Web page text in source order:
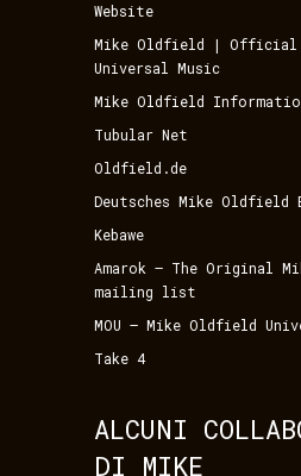
Website
Mike Oldfield |
Universal Music
Mike Oldfield
Tubular Net
Oldfield.de
Deutsches Mike Oldfield
Kebawe
Amarok – The Original
mailing list
MOU – Mike Oldfield
Take 4
ALCUNI
DI MIKE